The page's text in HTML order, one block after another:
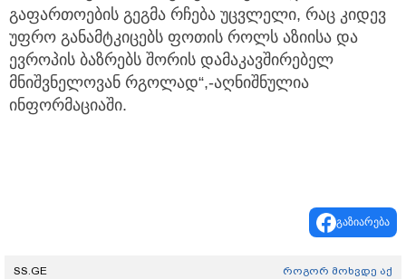
გაფართოების გეგმა რჩება უცვლელი, რაც კიდევ
უფრო განამტკიცებს ფოთის როლს აზიისა და
ევროპის ბაზრებს შორის დამაკავშირებელ
მნიშვნელოვან რგოლად“,-აღნიშნულია
ინფორმაციაში.
გაზიარება
SS.GE როგორ მოხვდე აქ